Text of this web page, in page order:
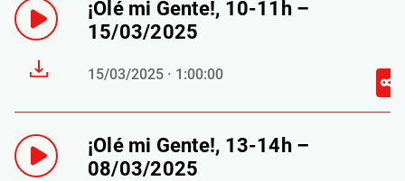
¡Olé mi Gente!, 10-11h –
15/03/2025
15/03/2025 · 1:00:00
¡Olé mi Gente!, 13-14h –
08/03/2025